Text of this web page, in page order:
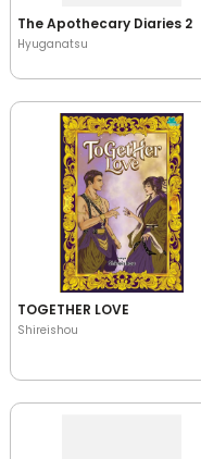
The Apothecary Diaries 2
Hyuganatsu
TOGETHER LOVE
Shireishou